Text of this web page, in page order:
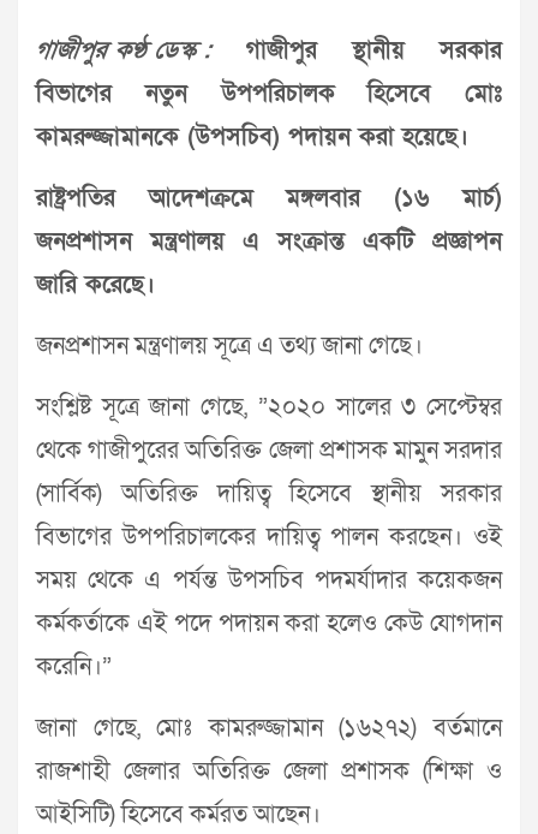
গাজীপুর কণ্ঠ ডেস্ক :গাজীপুর স্থানীয় সরকার
বিভাগের নতুন উপপরিচালক হিসেবে মোঃ
কামরুজ্জামানকে (উপসচিব) পদায়ন করা হয়েছে।
রাষ্ট্রপতির আদেশক্রমে মঙ্গলবার (১৬ মার্চ)
জনপ্রশাসন মন্ত্রণালয় এ সংক্রান্ত একটি প্রজ্ঞাপন
জারি করেছে।
জনপ্রশাসন মন্ত্রণালয় সূত্রে এ তথ্য জানা গেছে।
সংশ্লিষ্ট সূত্রে জানা গেছে, ”২০২০ সালের ৩ সেপ্টেম্বর
থেকে গাজীপুরের অতিরিক্ত জেলা প্রশাসক মামুন সরদার
(সার্বিক) অতিরিক্ত দায়িত্ব হিসেবে স্থানীয় সরকার
বিভাগের উপপরিচালকের দায়িত্ব পালন করছেন। ওই
সময় থেকে এ পর্যন্ত উপসচিব পদমর্যাদার কয়েকজন
কর্মকর্তাকে এই পদে পদায়ন করা হলেও কেউ যোগদান
করেনি।”
জানা গেছে, মোঃ কামরুজ্জামান (১৬২৭২) বর্তমানে
রাজশাহী জেলার অতিরিক্ত জেলা প্রশাসক (শিক্ষা ও
আইসিটি) হিসেবে কর্মরত আছেন।